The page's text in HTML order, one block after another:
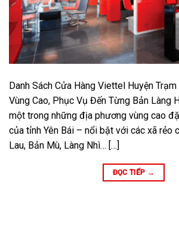
Danh Sách Cửa Hàng Viettel Huyện
Vùng Cao, Phục Vụ Đến Từng Bản Làng
một trong những địa phương vùng cao
của tỉnh Yên Bái – nổi bật với các xã rẻo
Lau, Bản Mù, Làng Nhì… […]
ĐỌC TIẾP →